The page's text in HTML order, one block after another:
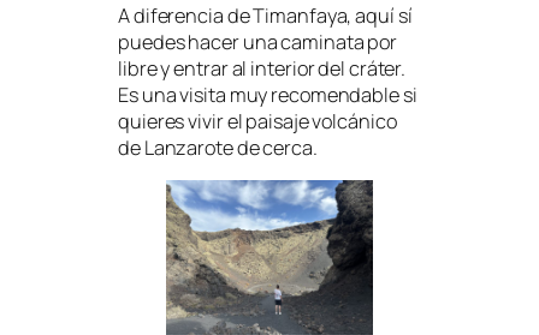
A diferencia de Timanfaya, aquí sí
puedes hacer una caminata por
libre y entrar al interior del cráter.
Es una visita muy recomendable si
quieres vivir el paisaje volcánico
de Lanzarote de cerca.